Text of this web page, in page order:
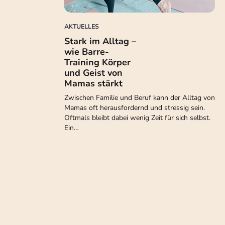
AKTUELLES
Stark im Alltag –
wie Barre-
Training Körper
und Geist von
Mamas stärkt
Zwischen Familie und Beruf kann der Alltag von
Mamas oft herausfordernd und stressig sein.
Oftmals bleibt dabei wenig Zeit für sich selbst.
Ein…